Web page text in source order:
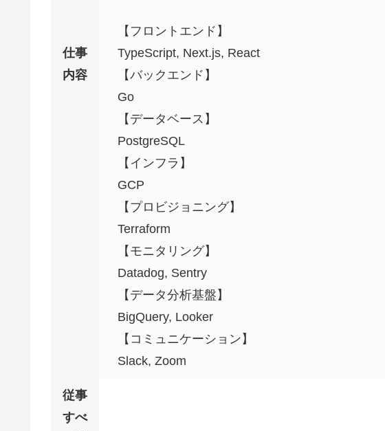
仕事
内容
【フロントエンド】
TypeScript, Next.js, React
【バックエンド】
Go
【データベース】
PostgreSQL
【インフラ】
GCP
【プロビジョニング】
Terraform
【モニタリング】
Datadog, Sentry
【データ分析基盤】
BigQuery, Looker
【コミュニケーション】
Slack, Zoom
従事
すべ